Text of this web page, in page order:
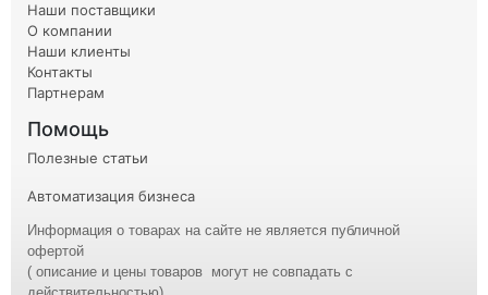
Наши поставщики
О компании
Наши клиенты
Контакты
Партнерам
Помощь
Полезные статьи
Автоматизация бизнеса
Информация о товарах на сайте не является публичной
офертой
( описание и цены товаров могут не совпадать с